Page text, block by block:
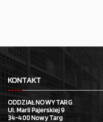
KONTAKT
ODDZIAŁ NOWY TARG
Ul. Marii Pajerskiej 9
34-400 Nowy Targ